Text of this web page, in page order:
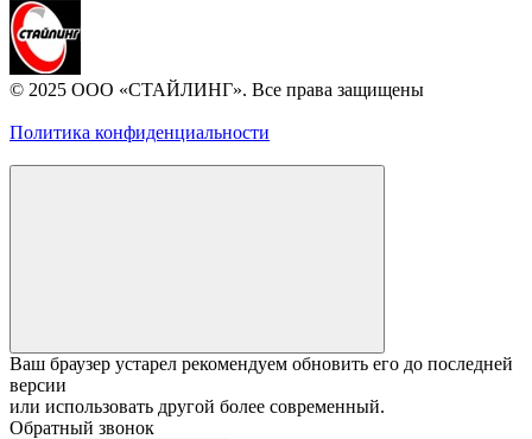
© 2025 ООО «СТАЙЛИНГ». Все права защищены
Политика конфиденциальности
Ваш браузер устарел рекомендуем обновить его до последней
версии
или использовать другой более современный.
Обратный звонок